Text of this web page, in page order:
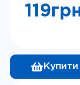
119
Купити